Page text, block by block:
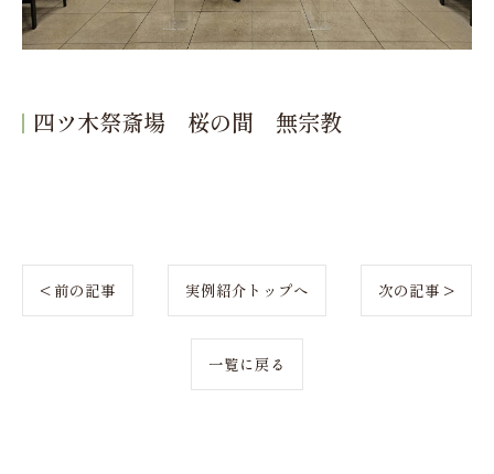
四ツ木祭斎場 桜の間 無宗教
< 前の記事 実例紹介トップへ 次の記事 >
一覧に戻る